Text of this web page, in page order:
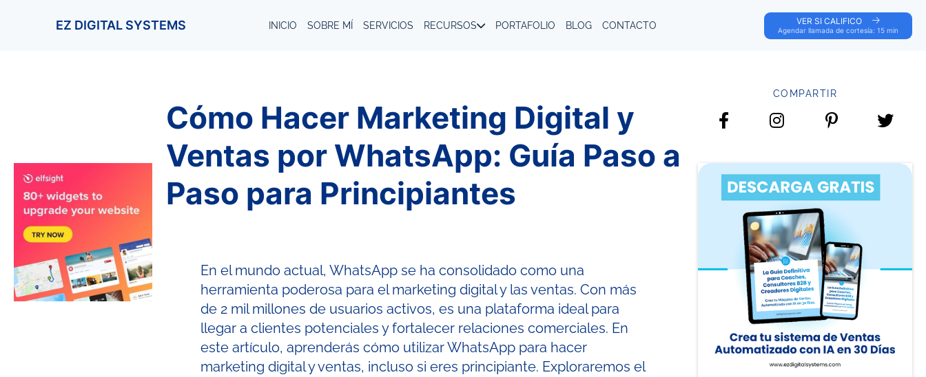
EZ DIGITAL SYSTEMS INICIO SOBRE MÍ SERVICIOS RECURSOS PORTAFOLIO BLOG CONTACTO VER SI CALIFICO
Agendar llamada de cortesía: 15 min
Cómo Hacer Marketing Digital y
Ventas por WhatsApp: Guía Paso a
Paso para Principiantes
En el mundo actual, WhatsApp se ha consolidado como una
herramienta poderosa para el marketing digital y las ventas. Con más
de 2 mil millones de usuarios activos, es una plataforma ideal para
llegar a clientes potenciales y fortalecer relaciones comerciales. En
este artículo, aprenderás cómo utilizar WhatsApp para hacer
marketing digital y ventas, incluso si eres principiante. Exploraremos el
COMPARTIR